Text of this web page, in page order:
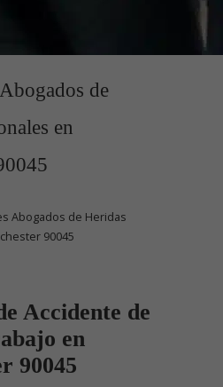
de
en
Abogados de Heridas
90045
Accidente de
en
90045